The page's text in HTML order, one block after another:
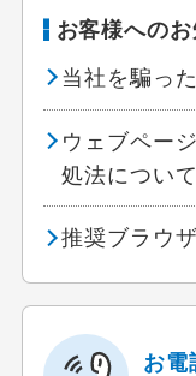
お客様への
当社を騙っ
ウェブペー
処法について
推奨ブラウ
お電